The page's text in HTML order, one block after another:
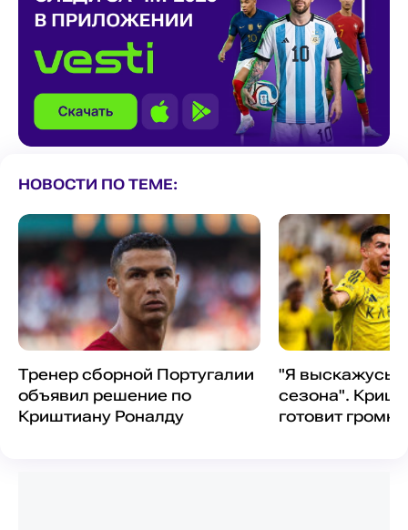
НОВОСТИ ПО ТЕМЕ:
Тренер сборной Португалии
объявил решение по
Криштиану Роналду
"Я выскажусь
сезона".
готовит